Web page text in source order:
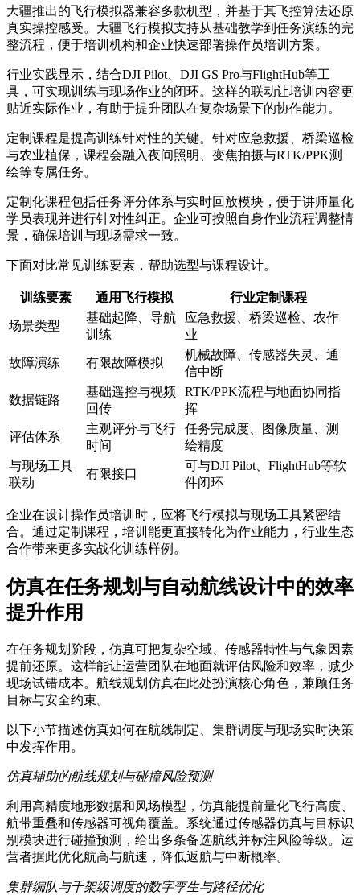
大疆推出的飞行模拟器兼容多款机型，并基于其飞控算法还原
真实操控感受。大疆飞行模拟支持从基础教学到任务演练的完
整流程，便于培训机构和企业快速部署操作员培训方案。
行业实践显示，结合DJI Pilot、DJI GS Pro与FlightHub等工
具，可实现训练与现场作业的闭环。这样的联动让培训内容更
贴近实际作业，有助于提升团队在复杂场景下的协作能力。
定制课程是提高训练针对性的关键。针对应急救援、桥梁巡检
与农业植保，课程会融入夜间照明、变焦拍摄与RTK/PPK测
绘等专属任务。
定制化课程包括任务评分体系与实时回放模块，便于讲师量化
学员表现并进行针对性纠正。企业可按照自身作业流程调整情
景，确保培训与现场需求一致。
下面对比常见训练要素，帮助选型与课程设计。
训练要素 通用飞行模拟 行业定制课程
场景类型
基础起降、导航
训练
应急救援、桥梁巡检、农作
业
故障演练 有限故障模拟
机械故障、传感器失灵、通
信中断
数据链路
基础遥控与视频
回传
RTK/PPK流程与地面协同指
挥
评估体系
主观评分与飞行
时间
任务完成度、图像质量、测
绘精度
与现场工具
联动
有限接口
可与DJI Pilot、FlightHub等软
件闭环
企业在设计操作员培训时，应将飞行模拟与现场工具紧密结
合。通过定制课程，培训能更直接转化为作业能力，行业生态
合作带来更多实战化训练样例。
仿真在任务规划与自动航线设计中的效率
提升作用
在任务规划阶段，仿真可把复杂空域、传感器特性与气象因素
提前还原。这样能让运营团队在地面就评估风险和效率，减少
现场试错成本。航线规划仿真在此处扮演核心角色，兼顾任务
目标与安全约束。
以下小节描述仿真如何在航线制定、集群调度与现场实时决策
中发挥作用。
仿真辅助的航线规划与碰撞风险预测
利用高精度地形数据和风场模型，仿真能提前量化飞行高度、
航带重叠和传感器可视角覆盖。系统通过传感器仿真与目标识
别模块进行碰撞预测，给出多条备选航线并标注风险等级。运
营者据此优化航高与航速，降低返航与中断概率。
集群编队与千架级调度的数字孪生与路径优化